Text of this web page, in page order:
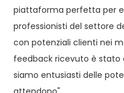
piattaforma perfetta per
professionisti del settore
con potenziali clienti nei
feedback ricevuto è
siamo entusiasti delle